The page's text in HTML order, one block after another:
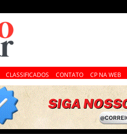
CLASSIFICADOS CONTATO CP NA WEB